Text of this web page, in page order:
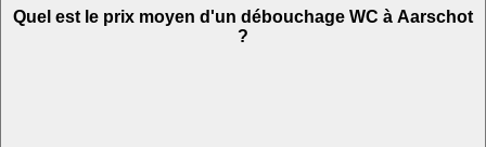
Quel est le prix moyen d'un débouchage WC à Aarschot
?